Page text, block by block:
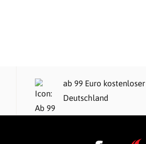
ab 99 Euro
Deutschland